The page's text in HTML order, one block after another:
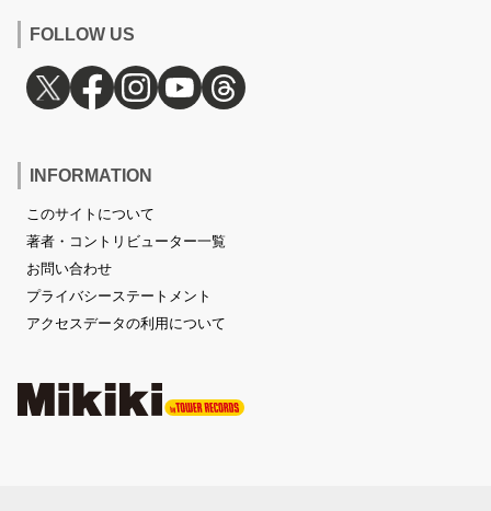
FOLLOW US
INFORMATION
このサイトについて
著者・コントリビューター一覧
お問い合わせ
プライバシーステートメント
アクセスデータの利用について